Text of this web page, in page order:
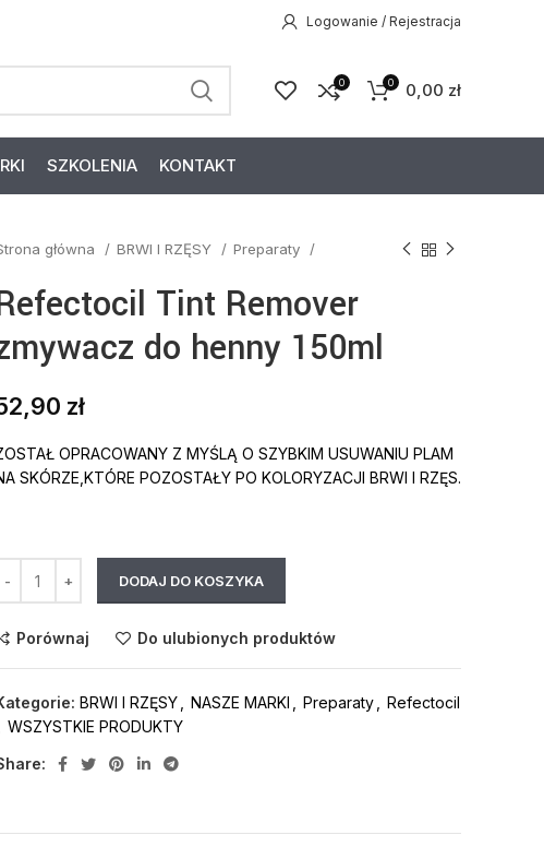
Logowanie / Rejestracja
0 0 0,00 zł
SZKOLENIA KONTAKT
główna BRWI I RZĘSY Preparaty
Tint Remover
do henny 150ml
zł
OPRACOWANY Z MYŚLĄ O SZYBKIM USUWANIU PLAM
SKÓRZE,KTÓRE POZOSTAŁY PO KOLORYZACJI BRWI I RZĘS.
DODAJ DO KOSZYKA
Porównaj Do ulubionych produktów
BRWI I RZĘSY NASZE MARKI Preparaty
Refectocil
WSZYSTKIE PRODUKTY